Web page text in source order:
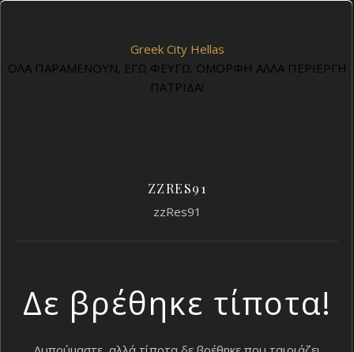
Greek City Hellas
ΟΛΑ ΠΑΡΑΜΕΝΟΥΝ, ΕΓΩ ΦΕΥΓΩ. ΟΜΟΡΦΗ ΑΛΛΑ ΠΕΡΙΕΡΓΗ
ΠΑΤΡΙΔΑ!
ZZRES91
zzRes91
Δε βρέθηκε τίποτα!